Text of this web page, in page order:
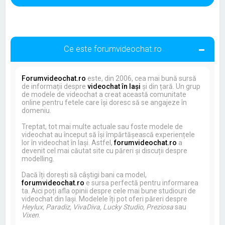
Ce este forumvideochat.ro
Forumvideochat.ro este, din 2006, cea mai bună sursă
de informații desprevideochat în Iași și din țară. Un grup
de modele de videochat a creat această comunitate
online pentru fetele care își doresc să se angajeze în
domeniu.
Treptat, tot mai multe actuale sau foste modele de
videochat au început să își împărtășească experiențele
lor în videochat în Iași. Astfel,forumvideochat.ro a
devenit cel mai căutat site cu păreri și discuții despre
modelling.
Dacă îți dorești să câștigi bani ca model,
forumvideochat.ro e sursa perfectă pentru informarea
ta. Aici poți afla opinii despre cele mai bune studiouri de
videochat din Iași. Modelele îți pot oferi păreri despre
Heylux, Paradiz, VivaDiva, Lucky Studio, Preziosasau
Vixen